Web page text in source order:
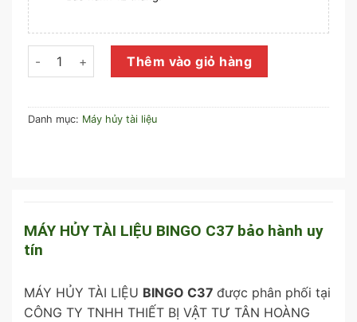
MÁY HỦY TÀI LIỆU BINGO C37 số lượng
Thêm vào giỏ hàng
Danh mục: Máy hủy tài liệu
MÁY HỦY TÀI LIỆU BINGO C37 bảo hành uy
tín
MÁY HỦY TÀI LIỆU BINGO C37 được phân phối tại
CÔNG TY TNHH THIẾT BỊ VẬT TƯ TÂN HOÀNG